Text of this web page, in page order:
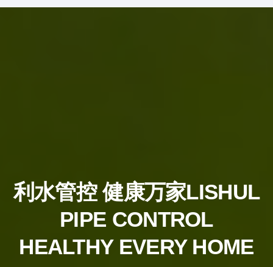
利水管控 健康万家LISHUL
PIPE CONTROL
HEALTHY EVERY HOME